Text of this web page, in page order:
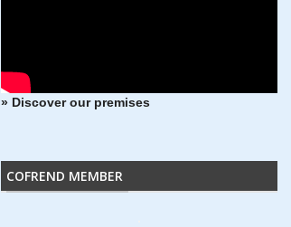
» Discover our premises
COFREND MEMBER